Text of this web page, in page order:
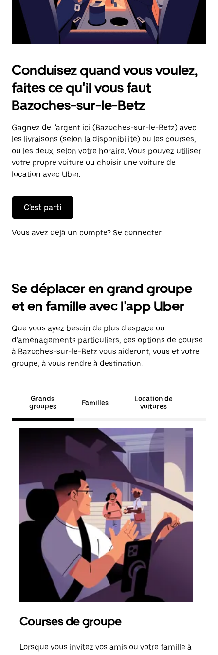
calendrier.
Conduisez quand vous voulez,
faites ce qu'il vous faut
Bazoches-sur-le-Betz
Gagnez de l'argent ici (Bazoches-sur-le-Betz) avec
les livraisons (selon la disponibilité) ou les courses,
ou les deux, selon votre horaire. Vous pouvez utiliser
votre propre voiture ou choisir une voiture de
location avec Uber.
C'est parti
Vous avez déjà un compte? Se connecter
Se déplacer en grand groupe
et en famille avec l'app Uber
Que vous ayez besoin de plus d’espace ou
d’aménagements particuliers, ces options de course
à Bazoches-sur-le-Betz vous aideront, vous et votre
groupe, à vous rendre à destination.
Grands
groupes
Familles
Location de
voitures
Courses de groupe
Lorsque vous invitez vos amis ou votre famille à